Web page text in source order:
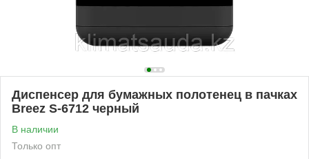
Диспенсер для бумажных полотенец в пачках
Breez S-6712 черный
В наличии
Только опт